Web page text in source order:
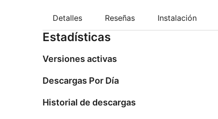
Detalles Reseñas Instalación
Estadísticas
Versiones activas
Descargas Por Día
Historial de descargas